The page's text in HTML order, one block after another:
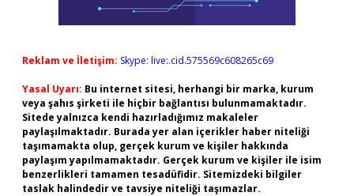
Reklam ve İletişim: Skype: live:.cid.575569c608265c69
Yasal Uyarı: Bu internet sitesi, herhangi bir marka, kurum
veya şahıs şirketi ile hiçbir bağlantısı bulunmamaktadır.
Sitede yalnızca kendi hazırladığımız makaleler
paylaşılmaktadır. Burada yer alan içerikler haber niteliği
taşımamakta olup, gerçek kurum ve kişiler hakkında
paylaşım yapılmamaktadır. Gerçek kurum ve kişiler ile isim
benzerlikleri tamamen tesadüfidir. Sitemizdeki bilgiler
taslak halindedir ve tavsiye niteliği taşımazlar.